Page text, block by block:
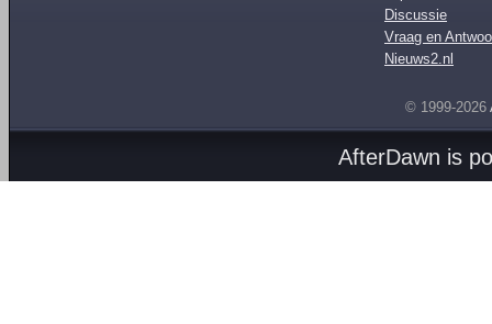
Discussie
Vraag en
Nieuws2.nl
© 1999-2026
AfterDawn is